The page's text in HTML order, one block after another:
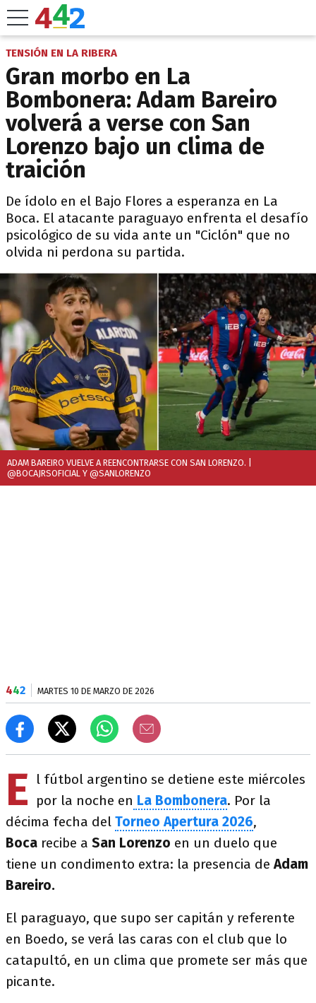
TENSIÓN EN LA RIBERA
Gran morbo en La
Bombonera: Adam Bareiro
volverá a verse con San
Lorenzo bajo un clima de
traición
De ídolo en el Bajo Flores a esperanza en La
Boca. El atacante paraguayo enfrenta el desafío
psicológico de su vida ante un "Ciclón" que no
olvida ni perdona su partida.
ADAM BAREIRO VUELVE A REENCONTRARSE CON SAN LORENZO.
@BOCAJRSOFICIAL Y @SANLORENZO
442 MARTES 10 DE MARZO DE 2026
E
l fútbol argentino se detiene este miércoles
por la noche en La Bombonera. Por la
décima fecha del Torneo Apertura 2026,
Boca recibe a San Lorenzo en un duelo que
tiene un condimento extra: la presencia deAdam
Bareiro.
El paraguayo, que supo ser capitán y referente
en Boedo, se verá las caras con el club que lo
catapultó, en un clima que promete ser más que
picante.